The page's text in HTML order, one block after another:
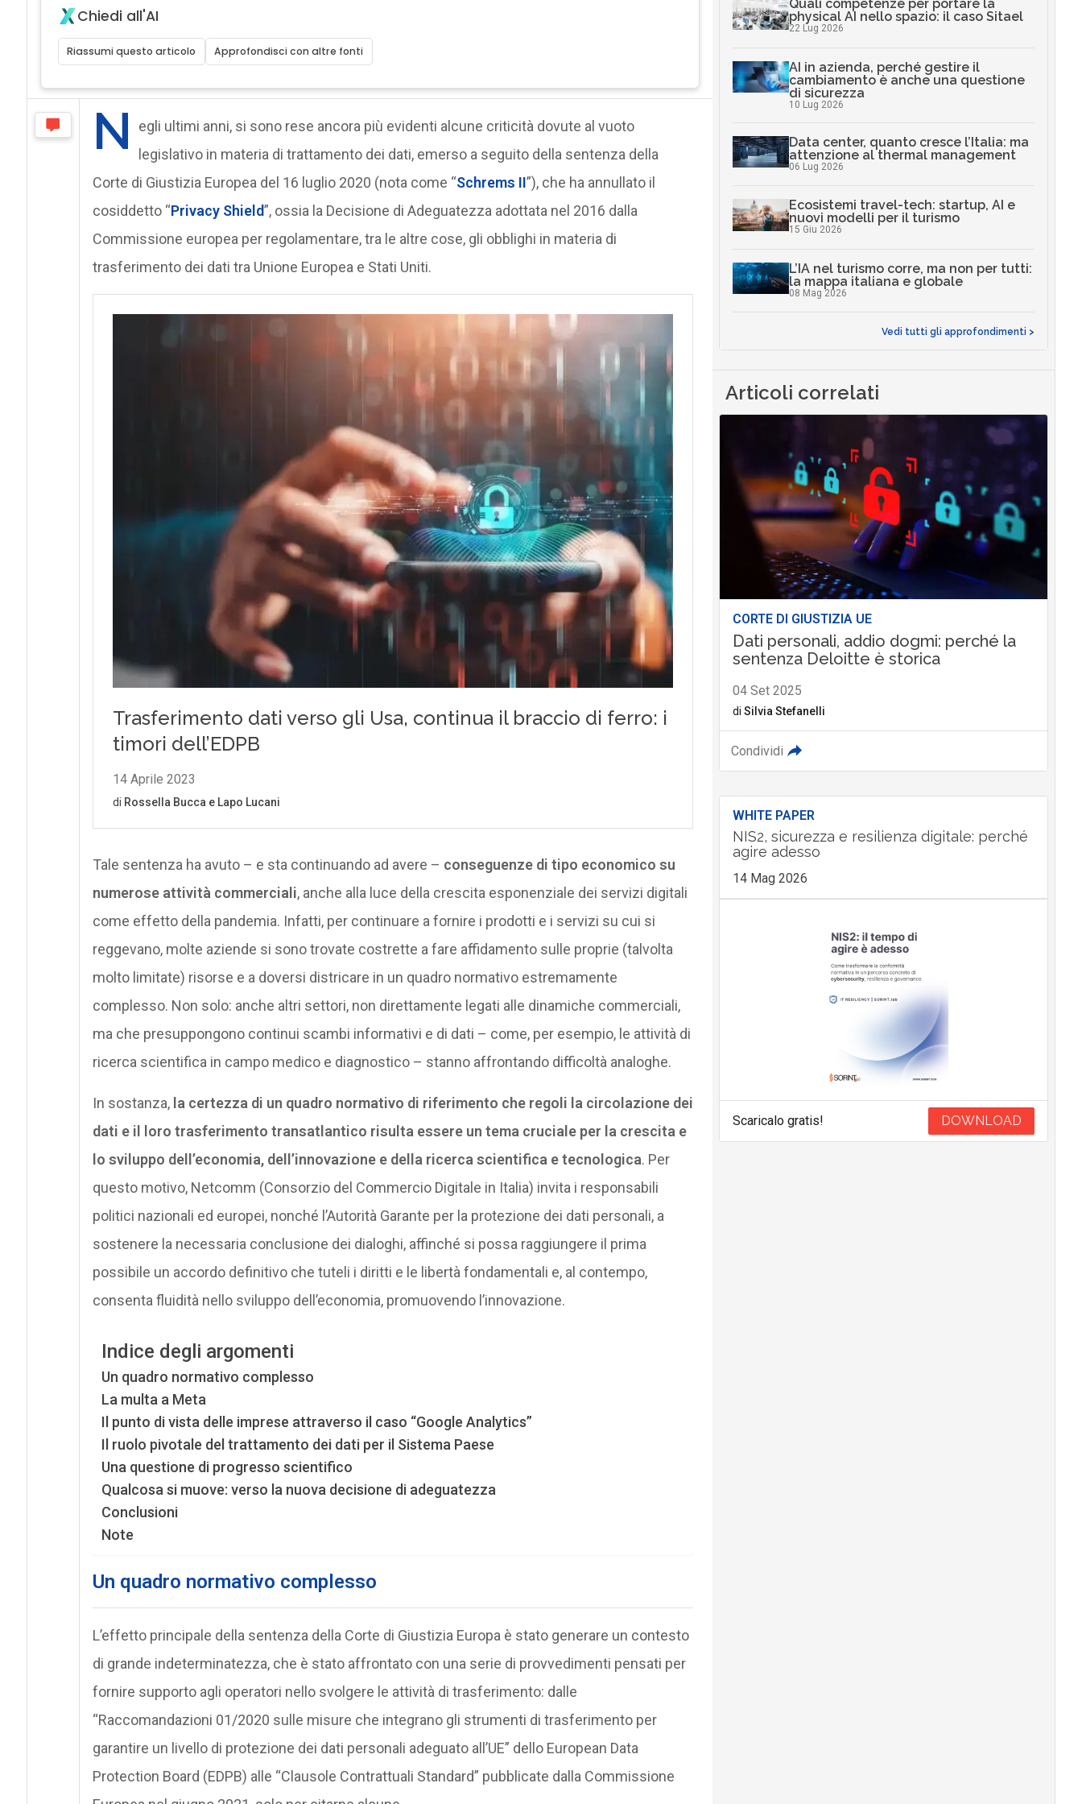
Chiedi all'AI
Riassumi questo articolo Approfondisci con altre fonti
N
egli ultimi anni, si sono rese ancora più evidenti alcune criticità dovute al vuoto
legislativo in materia di trattamento dei dati, emerso a seguito della sentenza della
Corte di Giustizia Europea del 16 luglio 2020 (nota come “Schrems II”), che ha annullato il
cosiddetto “Privacy Shield”, ossia la Decisione di Adeguatezza adottata nel 2016 dalla
Commissione europea per regolamentare, tra le altre cose, gli obblighi in materia di
trasferimento dei dati tra Unione Europea e Stati Uniti.
Tale sentenza ha avuto – e sta continuando ad avere – conseguenze di tipo economico su
numerose attività commerciali, anche alla luce della crescita esponenziale dei servizi digitali
come effetto della pandemia. Infatti, per continuare a fornire i prodotti e i servizi su cui si
reggevano, molte aziende si sono trovate costrette a fare affidamento sulle proprie (talvolta
molto limitate) risorse e a doversi districare in un quadro normativo estremamente
complesso. Non solo: anche altri settori, non direttamente legati alle dinamiche commerciali,
ma che presuppongono continui scambi informativi e di dati – come, per esempio, le attività di
ricerca scientifica in campo medico e diagnostico – stanno affrontando difficoltà analoghe.
In sostanza, la certezza di un quadro normativo di riferimento che regoli la circolazione dei
dati e il loro trasferimento transatlantico risulta essere un tema cruciale per la crescita e
lo sviluppo dell’economia, dell’innovazione e della ricerca scientifica e tecnologica. Per
questo motivo, Netcomm (Consorzio del Commercio Digitale in Italia) invita i responsabili
politici nazionali ed europei, nonché l’Autorità Garante per la protezione dei dati personali, a
sostenere la necessaria conclusione dei dialoghi, affinché si possa raggiungere il prima
possibile un accordo definitivo che tuteli i diritti e le libertà fondamentali e, al contempo,
consenta fluidità nello sviluppo dell’economia, promuovendo l’innovazione.
Indice degli argomenti
Un quadro normativo complesso
La multa a Meta
Il punto di vista delle imprese attraverso il caso “Google Analytics”
Il ruolo pivotale del trattamento dei dati per il Sistema Paese
Una questione di progresso scientifico
Qualcosa si muove: verso la nuova decisione di adeguatezza
Conclusioni
Note
Un quadro normativo complesso
L’effetto principale della sentenza della Corte di Giustizia Europa è stato generare un contesto
di grande indeterminatezza, che è stato affrontato con una serie di provvedimenti pensati per
fornire supporto agli operatori nello svolgere le attività di trasferimento: dalle
“Raccomandazioni 01/2020 sulle misure che integrano gli strumenti di trasferimento per
garantire un livello di protezione dei dati personali adeguato all’UE” dello European Data
Protection Board (EDPB) alle “Clausole Contrattuali Standard” pubblicate dalla Commissione
Quali competenze per portare la
physical AI nello spazio: il caso Sitael
22 Lug 2026
AI in azienda, perché gestire il
cambiamento è anche una questione
di sicurezza
10 Lug 2026
Data center, quanto cresce l’Italia: ma
attenzione al thermal management
06 Lug 2026
Ecosistemi travel-tech: startup, AI e
nuovi modelli per il turismo
15 Giu 2026
L’IA nel turismo corre, ma non per tutti:
la mappa italiana e globale
08 Mag 2026
Vedi tutti gli approfondimenti >
Articoli correlati
CORTE DI GIUSTIZIA UE
Dati personali, addio dogmi: perché la
sentenza Deloitte è storica
04 Set 2025
di Silvia Stefanelli
Condividi
WHITE PAPER
NIS2, sicurezza e resilienza digitale: perché
agire adesso
14 Mag 2026
Scaricalo gratis! DOWNLOAD